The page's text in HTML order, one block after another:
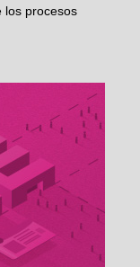
los procesos